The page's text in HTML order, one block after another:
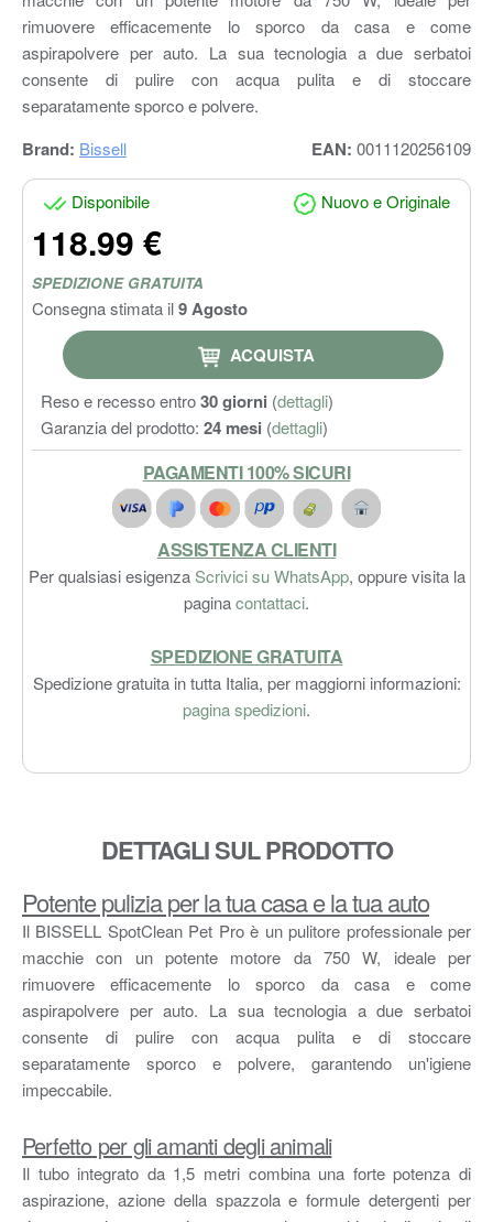
rimuovere efficacemente lo sporco da casa e come
aspirapolvere per auto. La sua tecnologia a due serbatoi
consente di pulire con acqua pulita e di stoccare
separatamente sporco e polvere.
Brand: Bissell EAN: 0011120256109
Disponibile Nuovo e Originale
118.99 €
SPEDIZIONE GRATUITA
Consegna stimata il9 Agosto
ACQUISTA
Reso e recesso entro30 giorni (dettagli)
Garanzia del prodotto: 24 mesi (dettagli)
PAGAMENTI 100% SICURI
ASSISTENZA CLIENTI
Per qualsiasi esigenzaScrivici su WhatsApp, oppure visita la
paginacontattaci.
SPEDIZIONE GRATUITA
Spedizione gratuita in tutta Italia, per maggiorni informazioni:
pagina spedizioni.
DETTAGLI SUL PRODOTTO
Potente pulizia per la tua casa e la tua auto
Il BISSELL SpotClean Pet Pro è un pulitore professionale per
macchie con un potente motore da 750 W, ideale per
rimuovere efficacemente lo sporco da casa e come
aspirapolvere per auto. La sua tecnologia a due serbatoi
consente di pulire con acqua pulita e di stoccare
separatamente sporco e polvere, garantendo un'igiene
impeccabile.
Perfetto per gli amanti degli animali
Il tubo integrato da 1,5 metri combina una forte potenza di
aspirazione, azione della spazzola e formule detergenti per